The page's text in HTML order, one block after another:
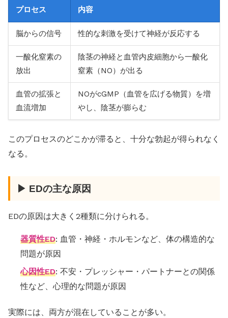
プロセス 内容
脳からの信号 性的な刺激を受けて神経が反応する
一酸化窒素の
放出
陰茎の神経と血管内皮細胞から一酸化
窒素（NO）が出る
血管の拡張と
血流増加
NOがcGMP（血管を広げる物質）を増
やし、陰茎が膨らむ
このプロセスのどこかが滞ると、十分な勃起が得られなく
なる。
▶ EDの主な原因
EDの原因は大きく2種類に分けられる。
器質性ED: 血管・神経・ホルモンなど、体の構造的な
問題が原因
心因性ED: 不安・プレッシャー・パートナーとの関係
性など、心理的な問題が原因
実際には、両方が混在していることが多い。